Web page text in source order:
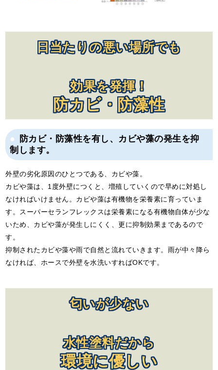
日当たりの悪い場所でも
効果を発揮！
防カビ・防藻性
防カビ・防藻性を有し、カビや藻の発生を抑
制します。
外壁の劣化原因のひとつである、カビや藻。
カビや藻は、1度外壁につくと、増殖していくので早めに対処し
なければいけません。カビや藻は有機物を栄養素に育っていま
す。スーパーセランフレックスは栄養素になる有機物自体が少な
いため、カビや藻が発生しにくく、更に抑制効果まであるので
す。
抑制されたカビや藻や雨で自然と流れていきます。雨が中々降ら
なければ、ホースで外壁を水洗いすればOKです。
匂いが少ない
水性塗料だから
環境に優しい